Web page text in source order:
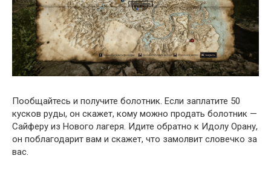
Пообщайтесь и получите болотник. Если заплатите 50
кусков руды, он скажет, кому можно продать болотник —
Сайферу из Нового лагеря. Идите обратно к Идолу Орану,
он поблагодарит вам и скажет, что замолвит словечко за
вас.